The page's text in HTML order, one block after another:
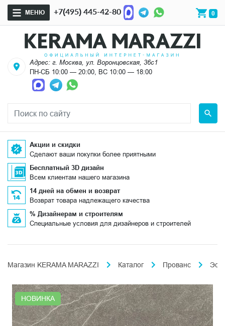
МЕНЮ +7(495) 445-42-80 0
Адрес: г. Москва, ул. Воронцовская, 36с1
ПН-СБ 10:00 — 20:00, ВС 10:00 — 18:00
Акции и скидки
Сделают ваши покупки более приятными
Бесплатный 3D дизайн
Всем клиентам нашего магазина
14 дней на обмен и возврат
Возврат товара надлежащего качества
% Дизайнерам и строителям
Специальные условия для дизайнеров и строителей
Магазин KERAMA MARAZZI Каталог Прованс
НОВИНКА